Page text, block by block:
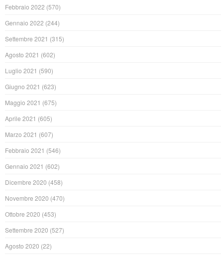
Febbraio 2022 (570)
Gennaio 2022 (244)
Settembre 2021 (315)
Agosto 2021 (602)
Luglio 2021 (590)
Giugno 2021 (623)
Maggio 2021 (675)
Aprile 2021 (605)
Marzo 2021 (607)
Febbraio 2021 (546)
Gennaio 2021 (602)
Dicembre 2020 (458)
Novembre 2020 (470)
Ottobre 2020 (453)
Settembre 2020 (527)
Agosto 2020 (22)